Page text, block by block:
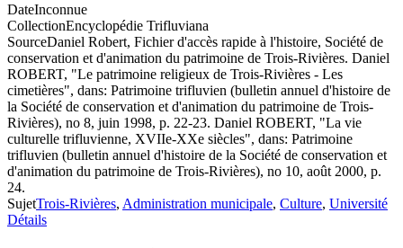
DateInconnue
CollectionEncyclopédie Trifluviana
SourceDaniel Robert, Fichier d'accès rapide à l'histoire, Société de
conservation et d'animation du patrimoine de Trois-Rivières. Daniel
ROBERT, "Le patrimoine religieux de Trois-Rivières - Les
cimetières", dans: Patrimoine trifluvien (bulletin annuel d'histoire de
la Société de conservation et d'animation du patrimoine de Trois-
Rivières), no 8, juin 1998, p. 22-23. Daniel ROBERT, "La vie
culturelle trifluvienne, XVIIe-XXe siècles", dans: Patrimoine
trifluvien (bulletin annuel d'histoire de la Société de conservation et
d'animation du patrimoine de Trois-Rivières), no 10, août 2000, p.
24.
SujetTrois-Rivières, Administration municipale, Culture, Université
Détails